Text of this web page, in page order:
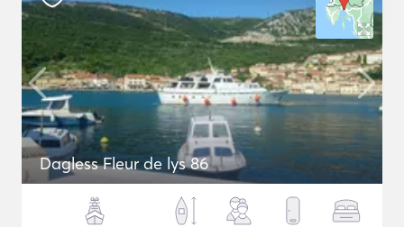
Dagless Fleur de lys 86